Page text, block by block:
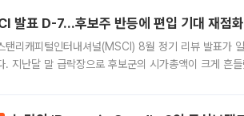
발표 D-7…후보주 반등에 편입 기대 재점화
탠리캐피털인터내셔널(MSCI) 8월 정기 리뷰 발표가
. 지난달 말 급락장으로 후보군의 시가총액이 크게 흔